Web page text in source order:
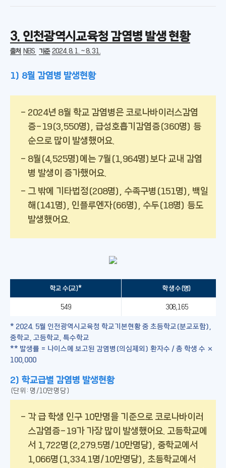
3. 인천광역시교육청 감염병 발생 현황
출처 NEIS 기준 2024. 8. 1. ~ 8. 31.
1) 8월 감염병 발생현황
2024년 8월 학교 감염병은 코로나바이러스감염
증-19(3,550명), 급성호흡기감염증(360명) 등
순으로 많이 발생했어요.
8월(4,525명)에는 7월(1,964명)보다 교내 감염
병 발생이 증가했어요.
그 밖에 기타법정(208명), 수족구병(151명), 백일
해(141명), 인플루엔자(66명), 수두(18명) 등도
발생했어요.
학교 수(교)* 학생 수(명)
549 308,165
* 2024. 5월 인천광역시교육청 학교기본현황 중 초등학교(분교포함),
중학교, 고등학교, 특수학교
** 발생률 = 나이스에 보고된 감염병(의심제외) 환자수 / 총 학생 수 ×
100,000
2) 학교급별 감염병 발생현황
(단위: 명/10만명당)
각 급 학생 인구 10만명을 기준으로 코로나바이러
스감염증-19가 가장 많이 발생했어요. 고등학교에
서 1,722명(2,279.5명/10만명당), 중학교에서
1,066명(1,334.1명/10만명당), 초등학교에서